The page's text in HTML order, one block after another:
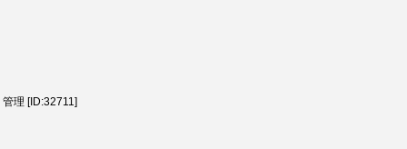
理 [ID:32711]